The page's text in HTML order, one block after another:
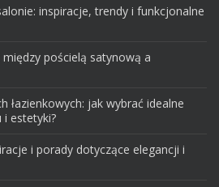
inspiracje, trendy i funkcjonalne
między pościelą satynową a
łazienkowych: jak wybrać idealne
estetyki?
i porady dotyczące elegancji i